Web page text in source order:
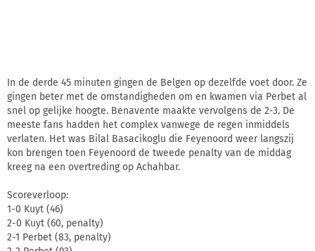
In de derde 45 minuten gingen de Belgen op dezelfde voet door. Ze
gingen beter met de omstandigheden om en kwamen via Perbet al
snel op gelijke hoogte. Benavente maakte vervolgens de 2-3. De
meeste fans hadden het complex vanwege de regen inmiddels
verlaten. Het was Bilal Basacikoglu die Feyenoord weer langszij
kon brengen toen Feyenoord de tweede penalty van de middag
kreeg na een overtreding op Achahbar.
Scoreverloop:
1-0 Kuyt (46)
2-0 Kuyt (60, penalty)
2-1 Perbet (83, penalty)